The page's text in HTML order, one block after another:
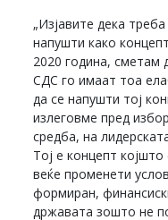
„Изјавите дека
напушти како
2020 година, сметам
СДС го имаат тоа
да се напушти тој
излеговме пред
средба, на
Тој е концепт
веќе променети
формиран,
државата зошто не